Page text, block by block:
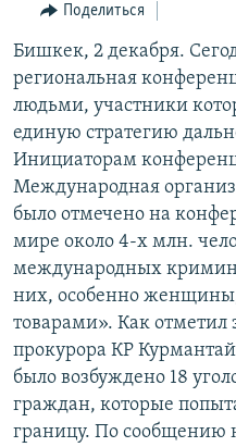
Вернутся
поиску
КЫРГЫЗЧА
ЎЗБЕКЧА
TÜRKMENÇE
Все сайты РСЕ/РС
Поделиться
Бишкек, 2 декабря.
региональная
людьми, участники
единую стратегию
Инициаторам
Международная
было отмечено на
мире около 4-х млн.
международных
них, особенно
товарами». Как отметил
прокурора КР
было возбуждено 18
граждан, которые
границу. По сообщению